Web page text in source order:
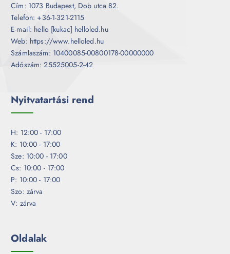
Cím: 1073 Budapest, Dob utca 82.
Telefon: +36-1-321-2115
E-mail: hello [kukac] helloled.hu
Web: https://www.helloled.hu
Számlaszám: 10400085-00800178-00000000
Adószám: 25525005-2-42
Nyitvatartási rend
H: 12:00 - 17:00
K: 10:00 - 17:00
Sze: 10:00 - 17:00
Cs: 10:00 - 17:00
P: 10:00 - 17:00
Szo: zárva
V: zárva
Oldalak